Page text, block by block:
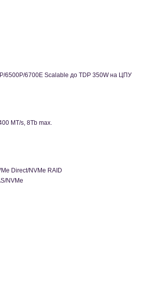
6500P/6700E Scalable до TDP 350W на ЦПУ
MT/s, 8Tb max.
Direct/NVMe RAID
NVMe